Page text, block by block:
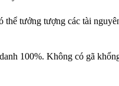
tưởng tượng các tài
100%. Không có gã